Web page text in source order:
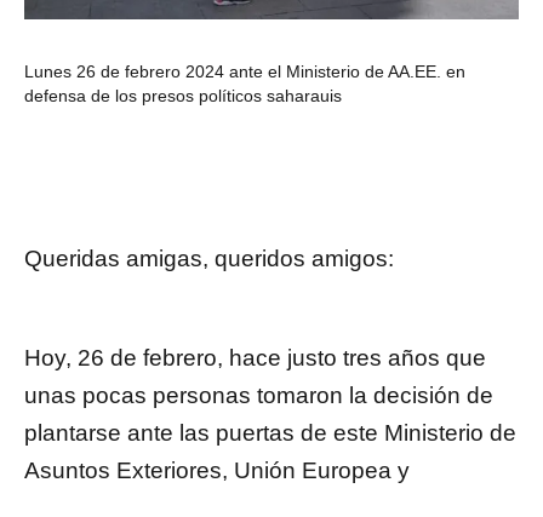
Lunes 26 de febrero 2024 ante el Ministerio de AA.EE. en
defensa de los presos políticos saharauis
Queridas amigas, queridos amigos:
Hoy, 26 de febrero, hace justo tres años que
unas pocas personas tomaron la decisión de
plantarse ante las puertas de este Ministerio de
Asuntos Exteriores, Unión Europea y